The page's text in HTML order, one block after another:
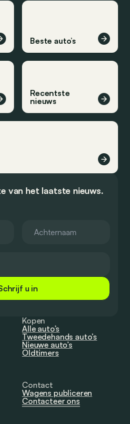
Beste auto’s
Recentste
nieuws
van het laatste nieuws.
u in
Kopen
Alle auto’s
Tweedehands auto’s
Nieuwe auto’s
Oldtimers
Contact
Wagens publiceren
Contacteer ons